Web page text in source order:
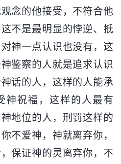
念的他接受，不符合他
不是最明显的悖逆、抵
神一点认识也没有，这
鉴察的人就是追求认识
话的人，这样的人能承
神祝福，这样的人最有
地位的人，刑罚这样的
不爱神，神就离弃你，
保证神的灵离弃你，不